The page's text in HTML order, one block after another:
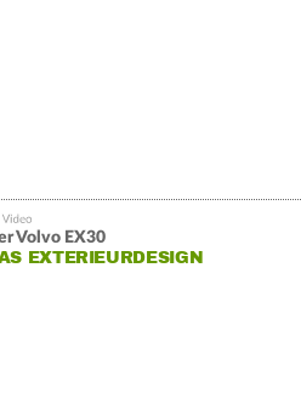
Volvo EX30
EXTERIEURDESIGN